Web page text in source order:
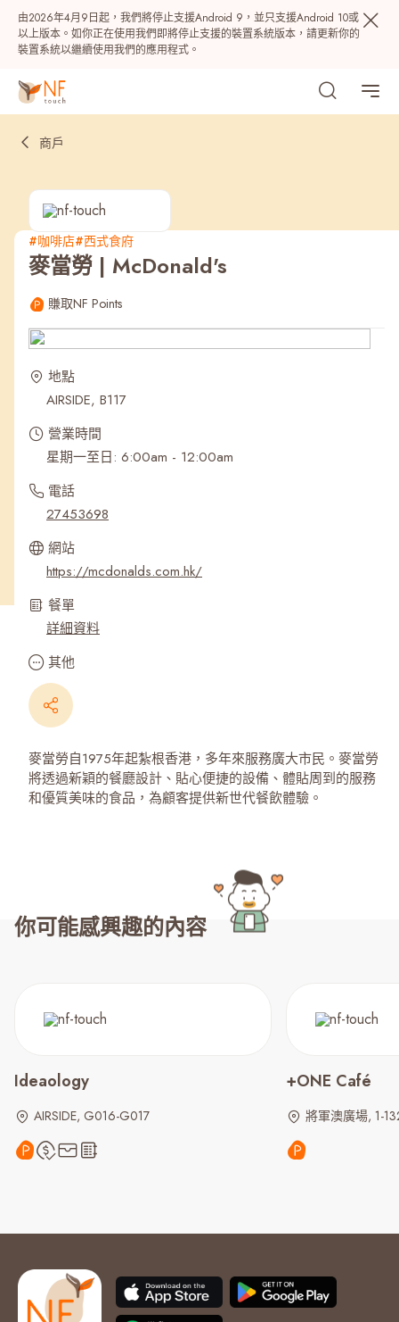
由2026年4月9日起，我們將停止支援Android 9，並只支援Android 10或
以上版本。如你正在使用我們即將停止支援的裝置系統版本，請更新你的
裝置系統以繼續使用我們的應用程式。
熱門
最近搜尋紀錄
商戶
#咖啡店#西式食府
麥當勞 | McDonald's
賺取NF Points
地點
AIRSIDE, B117
營業時間
星期一至日: 6:00am - 12:00am
電話
27453698
網站
https://mcdonalds.com.hk/
餐單
詳細資料
其他
麥當勞自1975年起紮根香港，多年來服務廣大市民。麥當勞
將透過新穎的餐廳設計、貼心便捷的設備、體貼周到的服務
和優質美味的食品，為顧客提供新世代餐飲體驗。
你可能感興趣的內容
Ideaology
AIRSIDE, G016-G017
+ONE Café
將軍澳廣場, 1-